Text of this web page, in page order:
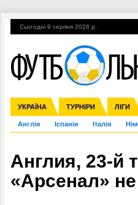
Сьогодні 9 серпня 2026 р.
УКРАЇНА ТУРНІРИ ЛІГИ
Збірна Прем'єр-ліга Перша
Ліга чемпіонів Ліга Європи
Англія Іспанія Італія
ЧС-2014 ЄВРО-2016 Росія
Гарячі теми УПЛ, 2-й тур
Англия, 23-й
«Арсенал»